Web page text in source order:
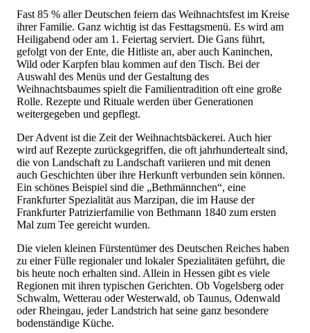
Fast 85 % aller Deutschen feiern das Weihnachtsfest im Kreise
ihrer Familie. Ganz wichtig ist das Festtagsmenü. Es wird am
Heiligabend oder am 1. Feiertag serviert. Die Gans führt,
gefolgt von der Ente, die Hitliste an, aber auch Kaninchen,
Wild oder Karpfen blau kommen auf den Tisch. Bei der
Auswahl des Menüs und der Gestaltung des
Weihnachtsbaumes spielt die Familientradition oft eine große
Rolle. Rezepte und Rituale werden über Generationen
weitergegeben und gepflegt.
Der Advent ist die Zeit der Weihnachtsbäckerei. Auch hier
wird auf Rezepte zurückgegriffen, die oft jahrhundertealt sind,
die von Landschaft zu Landschaft variieren und mit denen
auch Geschichten über ihre Herkunft verbunden sein können.
Ein schönes Beispiel sind die „Bethmännchen“, eine
Frankfurter Spezialität aus Marzipan, die im Hause der
Frankfurter Patrizierfamilie von Bethmann 1840 zum ersten
Mal zum Tee gereicht wurden.
Die vielen kleinen Fürstentümer des Deutschen Reiches haben
zu einer Fülle regionaler und lokaler Spezialitäten geführt, die
bis heute noch erhalten sind. Allein in Hessen gibt es viele
Regionen mit ihren typischen Gerichten. Ob Vogelsberg oder
Schwalm, Wetterau oder Westerwald, ob Taunus, Odenwald
oder Rheingau, jeder Landstrich hat seine ganz besondere
bodenständige Küche.